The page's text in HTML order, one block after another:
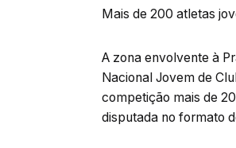
Mais de 200 atletas
A zona envolvente à
Nacional Jovem de
competição mais de
disputada no formato